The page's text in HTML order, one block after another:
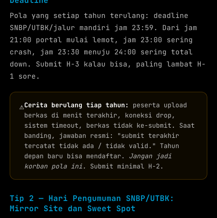
Pola yang setiap tahun terulang: deadline
SNBP/UTBK/jalur mandiri jam 23:59. Dari jam
21:00 portal mulai lemot, jam 23:00 sering
crash, jam 23:30 menuju 24:00 sering total
down. Submit H-3 kalau bisa, paling lambat H-
1 sore.
⚠Cerita berulang tiap tahun:
peserta upload
berkas di menit terakhir, koneksi drop,
sistem timeout, berkas tidak ke-submit. Saat
banding, jawaban resmi: "submit terakhir
tercatat tidak ada / tidak valid." Tahun
depan baru bisa mendaftar. Jangan jadi
korban pola ini.
Submit minimal H-2.
Tip 2 — Hari Pengumuman SNBP/UTBK:
Mirror Site dan Sweet Spot